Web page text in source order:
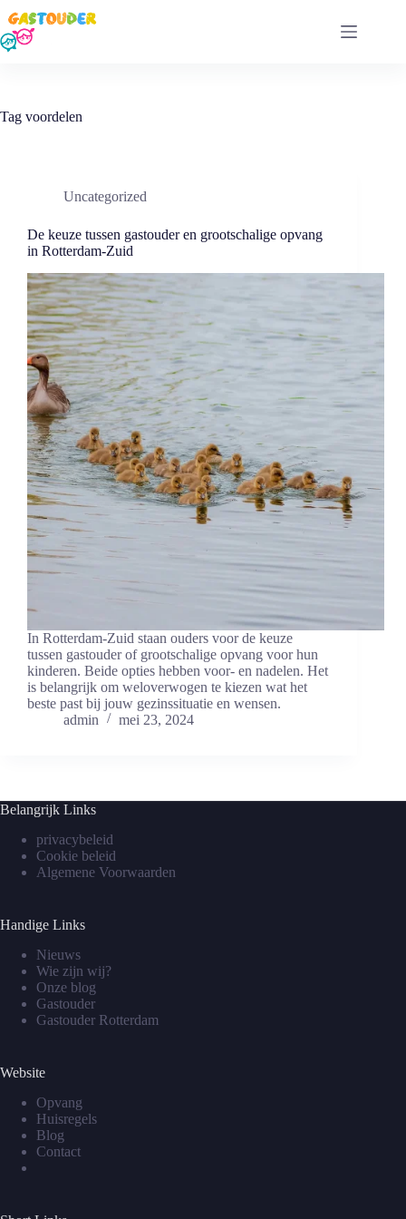
naar
de
inhoud
Tag voordelen
Uncategorized
De keuze⁣ tussen gastouder en grootschalige opvang
in Rotterdam-Zuid
In Rotterdam-Zuid staan ouders voor de keuze
tussen gastouder of grootschalige opvang voor hun
kinderen. Beide opties‌ hebben voor- en nadelen. Het
⁢is belangrijk om weloverwogen te kiezen⁣ wat het
beste past bij jouw gezinssituatie en wensen.
admin
mei 23, 2024
Belangrijk Links
privacybeleid
Cookie beleid
Algemene Voorwaarden
Handige Links
Nieuws
Wie zijn wij?
Onze blog
Gastouder
Gastouder Rotterdam
Website
Opvang
Huisregels
Blog
Contact